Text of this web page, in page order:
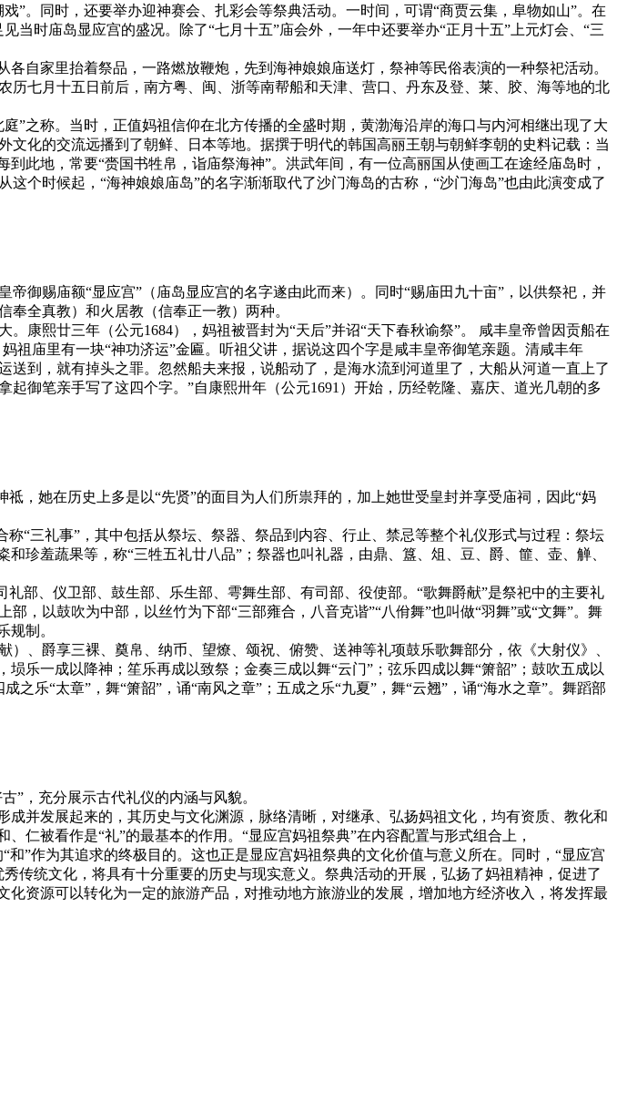
。同时，还要举办迎神赛会、扎彩会等祭典活动。一时间，可谓“商贾云集，阜物如山”。在
时庙岛显应宫的盛况。除了“七月十五”庙会外，一年中还要举办“正月十五”上元灯会、“三
自家里抬着祭品，一路燃放鞭炮，先到海神娘娘庙送灯，祭神等民俗表演的一种祭祀活动。
七月十五日前后，南方粤、闽、浙等南帮船和天津、营口、丹东及登、莱、胶、海等地的北
”之称。当时，正值妈祖信仰在北方传播的全盛时期，黄渤海沿岸的海口与内河相继出现了大
化的交流远播到了朝鲜、日本等地。据撰于明代的韩国高丽王朝与朝鲜李朝的史料记载：当
此地，常要“赍国书牲帛，诣庙祭海神”。洪武年间，有一位高丽国从使画工在途经庙岛时，
个时候起，“海神娘娘庙岛”的名字渐渐取代了沙门海岛的古称，“沙门海岛”也由此演变成了
御赐庙额“显应宫”（庙岛显应宫的名字遂由此而来）。同时“赐庙田九十亩”，以供祭祀，并
全真教）和火居教（信奉正一教）两种。
康熙廿三年（公元1684），妈祖被晋封为“天后”并诏“天下春秋谕祭”。 咸丰皇帝曾因贡船在
祖庙里有一块“神功济运”金匾。听祖父讲，据说这四个字是咸丰皇帝御笔亲题。清咸丰年
到，就有掉头之罪。忽然船夫来报，说船动了，是海水流到河道里了，大船从河道一直上了
御笔亲手写了这四个字。”自康熙卅年（公元1691）开始，历经乾隆、嘉庆、道光几朝的多
，她在历史上多是以“先贤”的面目为人们所祟拜的，加上她世受皇封并享受庙祠，因此“妈
“三礼事”，其中包括从祭坛、祭器、祭品到内容、行止、禁忌等整个礼仪形式与过程：祭坛
珍羞蔬果等，称“三牲五礼廿八品”；祭器也叫礼器，由鼎、簋、俎、豆、爵、篚、壶、觯、
部、仪卫部、鼓生部、乐生部、雩舞生部、有司部、役使部。“歌舞爵献”是祭祀中的主要礼
以鼓吹为中部，以丝竹为下部“三部雍合，八音克谐”“八佾舞”也叫做“羽舞”或“文舞”。舞
规制。
、爵享三裸、奠帛、纳币、望燎、颂祝、俯赞、送神等礼项鼓乐歌舞部分，依《大射仪》、
乐一成以降神；笙乐再成以致祭；金奏三成以舞“云门”；弦乐四成以舞“箫韶”；鼓吹五成以
乐“太章”，舞“箫韶”，诵“南风之章”；五成之乐“九夏”，舞“云翘”，诵“海水之章”。舞蹈部
”，充分展示古代礼仪的内涵与风貌。
并发展起来的，其历史与文化渊源，脉络清晰，对继承、弘扬妈祖文化，均有资质、教化和
仁被看作是“礼”的最基本的作用。“显应宫妈祖祭典”在内容配置与形式组合上，
和”作为其追求的终极目的。这也正是显应宫妈祖祭典的文化价值与意义所在。同时，“显应宫
传统文化，将具有十分重要的历史与现实意义。祭典活动的开展，弘扬了妈祖精神，促进了
资源可以转化为一定的旅游产品，对推动地方旅游业的发展，增加地方经济收入，将发挥最